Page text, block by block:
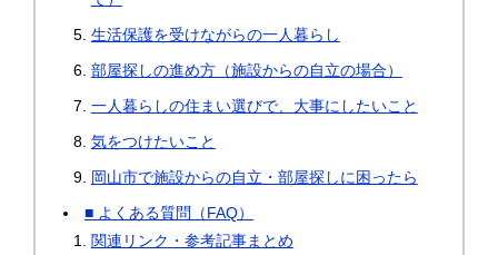
生活保護を受けながらの一人暮らし
部屋探しの進め方（施設からの自立の場合）
一人暮らしの住まい選びで、大事にしたいこと
気をつけたいこと
岡山市で施設からの自立・部屋探しに困ったら
■ よくある質問（FAQ）
関連リンク・参考記事まとめ